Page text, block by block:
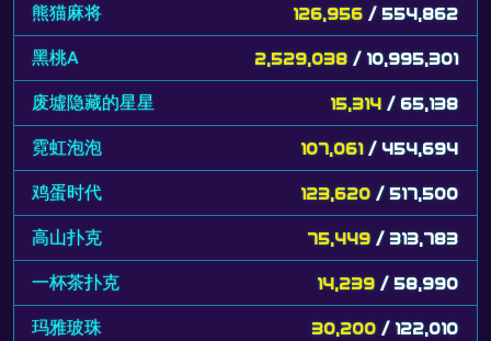
熊猫麻将 126,956 / 554,862
黑桃A 2,529,038 / 10,995,301
废墟隐藏的星星 15,314 / 65,138
霓虹泡泡 107,061 / 454,694
鸡蛋时代 123,620 / 517,500
高山扑克 75,449 / 313,783
一杯茶扑克 14,239 / 58,990
玛雅玻珠 30,200 / 122,010